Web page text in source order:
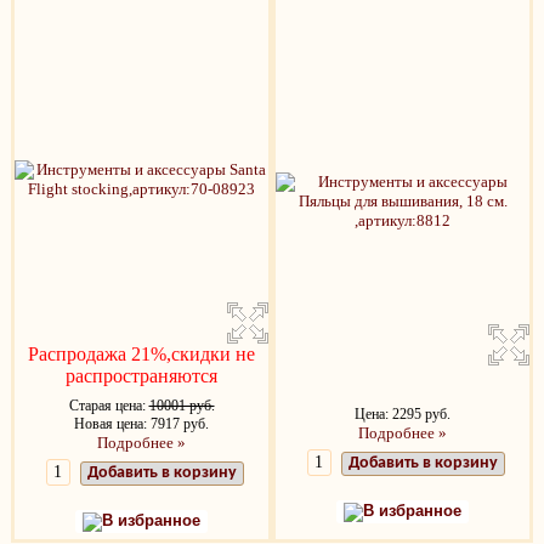
Распродажа 21%,скидки не
распространяются
Старая цена:10001 руб.
Новая цена: 7917 руб.
Подробнее »
Добавить в корзину
В избранное
Цена: 2295 руб.
Подробнее »
Добавить в корзину
В избранное